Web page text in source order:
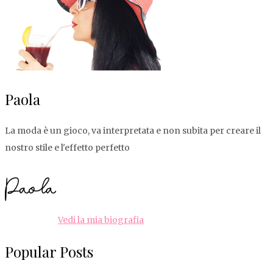
Paola
La moda è un gioco, va interpretata e non subita per creare il
nostro stile e l'effetto perfetto
Vedi la mia biografia
Popular Posts